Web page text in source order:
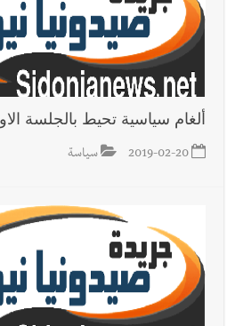
ألغام سياسية تحيط بالجلسة
2019-02-20 سياسة